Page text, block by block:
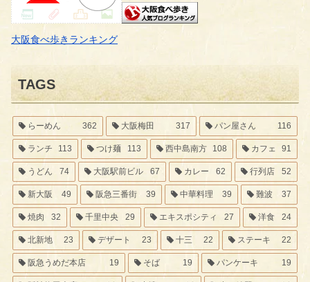
大阪食べ歩きランキング
TAGS
らーめん 362 大阪梅田 317 パン屋さん 116
ランチ 113 つけ麺 113 西中島南方 108 カフェ 91
うどん 74 大阪駅前ビル 67 カレー 62 行列店 52
新大阪 49 阪急三番街 39 中華料理 39 難波 37
焼肉 32 千里中央 29 エキスポシティ 27 洋食 24
北新地 23 デザート 23 十三 22 ステーキ 22
阪急うめだ本店 19 そば 19 パンケーキ 19